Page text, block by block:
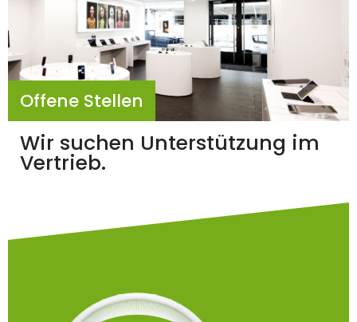
Offene Stellen
Wir suchen Unterstützung im
Vertrieb.